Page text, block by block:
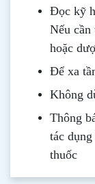
Đọc kỹ
Nếu
hoặc
Để xa
Không
Thông b
tác
thuốc